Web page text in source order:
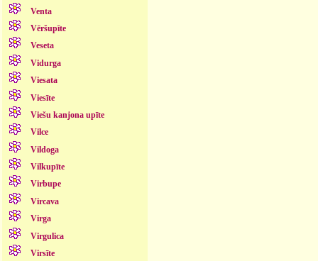
Venta
Vēršupīte
Veseta
Vidurga
Viesata
Viesīte
Viešu kanjona upīte
Vilce
Vildoga
Vilkupīte
Virbupe
Vircava
Virga
Virgulica
Virsīte